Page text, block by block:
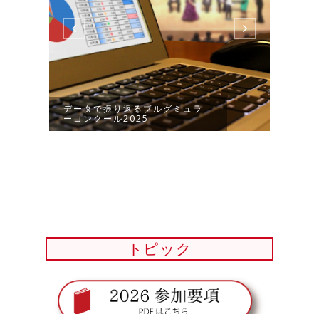
データで振り返るブルグミュラ
ーコンクール2025
トピック